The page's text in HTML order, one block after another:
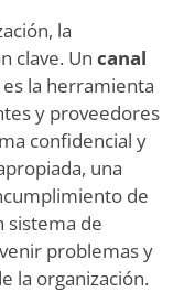
la
clave. Un canal
es la herramienta
y proveedores
confidencial y
una
de
sistema de
problemas y
la organización.